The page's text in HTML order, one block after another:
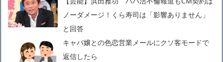
ノーダメージ！くら寿司は「影響ありません」
と回答
キャバ嬢との色恋営業メールにクソ客モードで
返信したら